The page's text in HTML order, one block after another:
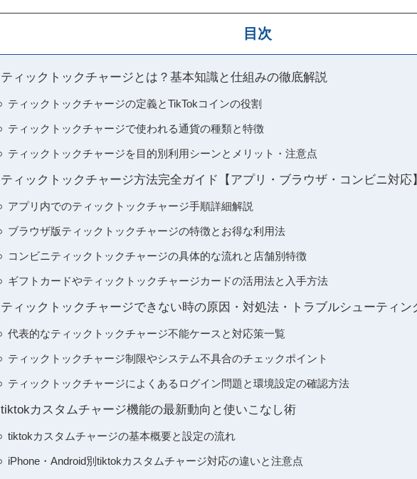
目次
ティックトックチャージとは？基本知識と仕組みの徹底解説
ティックトックチャージの定義とTikTokコインの役割
ティックトックチャージで使われる通貨の種類と特徴
ティックトックチャージを目的別利用シーンとメリット・注意点
ティックトックチャージ方法完全ガイド【アプリ・ブラウザ・コンビニ対応
アプリ内でのティックトックチャージ手順詳細解説
ブラウザ版ティックトックチャージの特徴とお得な利用法
コンビニティックトックチャージの具体的な流れと店舗別特徴
ギフトカードやティックトックチャージカードの活用法と入手方法
ティックトックチャージできない時の原因・対処法・トラブルシューティン
代表的なティックトックチャージ不能ケースと対応策一覧
ティックトックチャージ制限やシステム不具合のチェックポイント
ティックトックチャージによくあるログイン問題と環境設定の確認方法
tiktokカスタムチャージ機能の最新動向と使いこなし術
tiktokカスタムチャージの基本概要と設定の流れ
iPhone・Android別tiktokカスタムチャージ対応の違いと注意点